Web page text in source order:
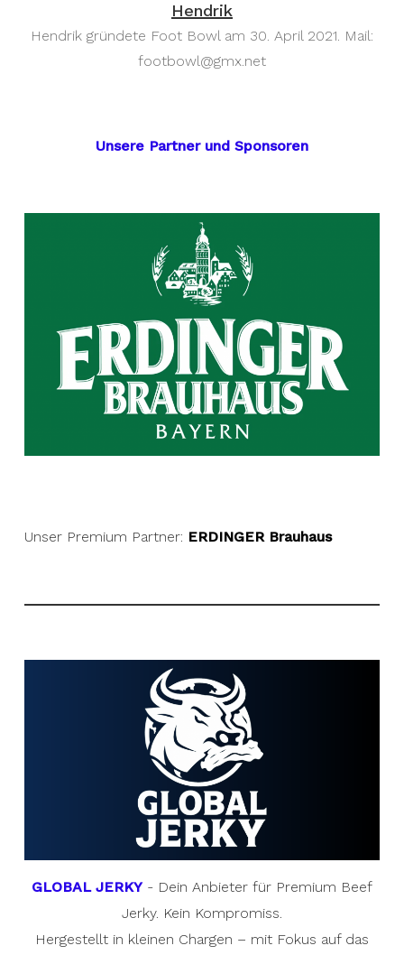
Hendrik
Hendrik gründete Foot Bowl am 30. April 2021. Mail:
footbowl@gmx.net
Unsere Partner und Sponsoren
Unser Premium Partner: ERDINGER Brauhaus
GLOBAL JERKY- Dein Anbieter für Premium Beef
Jerky. Kein Kompromiss.
Hergestellt in kleinen Chargen – mit Fokus auf das